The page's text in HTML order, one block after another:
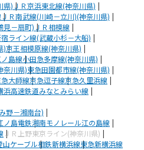
県)ＪＲ京浜東北線(神奈川県)
ＪＲ南武線(川崎－立川)(神奈川県)
見－扇町)ＪＲ相模線
ライン線(武蔵小杉－大船)
)京王相模原線(神奈川県)
島線小田急多摩線(神奈川県)
奈川県)東急田園都市線(神奈川県)
大師線京急逗子線京急久里浜線
浜高速鉄道みなとみらい線
野－湘南台)
ノ島電鉄湘南モノレール江の島線
ＪＲ上野東京ライン(神奈川県)
山ケーブル相鉄新横浜線東急新横浜線